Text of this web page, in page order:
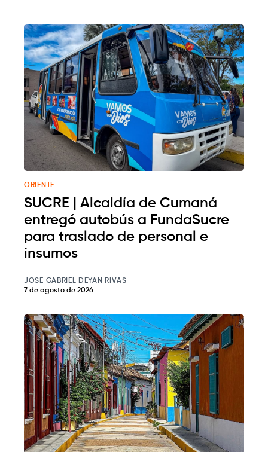
ORIENTE
SUCRE | Alcaldía de Cumaná
entregó autobús a FundaSucre
para traslado de personal e
insumos
JOSE GABRIEL DEYAN RIVAS
7 de agosto de 2026